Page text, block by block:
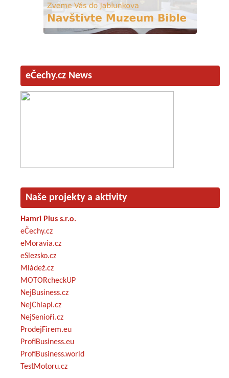
eČechy.cz News
Naše projekty a aktivity
Hamri Plus s.r.o.
eČechy.cz
eMoravia.cz
eSlezsko.cz
Mládež.cz
MOTORcheckUP
NejBusiness.cz
NejChlapi.cz
NejSenioři.cz
ProdejFirem.eu
ProfiBusiness.eu
ProfiBusiness.world
TestMotoru.cz